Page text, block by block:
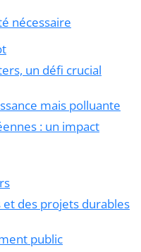
nécessaire
un défi crucial
mais polluante
: un impact
des projets durables
public